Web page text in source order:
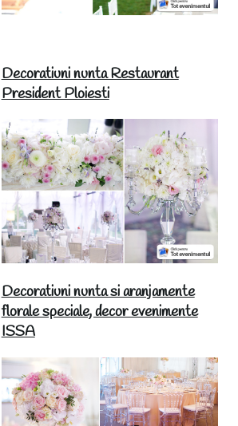
Decoratiuni nunta Restaurant
President Ploiesti
Decoratiuni nunta si aranjamente
florale speciale, decor evenimente
ISSA